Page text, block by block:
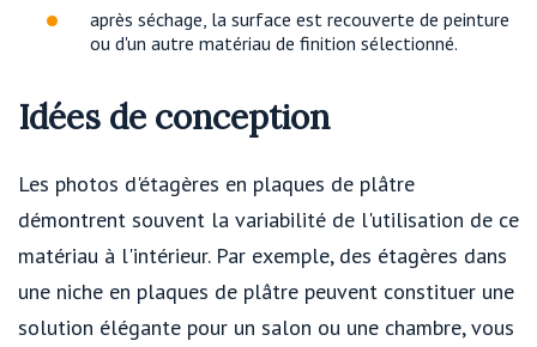
après séchage, la surface est recouverte de peinture
ou d'un autre matériau de finition sélectionné.
Idées de conception
Les photos d'étagères en plaques de plâtre
démontrent souvent la variabilité de l'utilisation de ce
matériau à l'intérieur. Par exemple, des étagères dans
une niche en plaques de plâtre peuvent constituer une
solution élégante pour un salon ou une chambre, vous